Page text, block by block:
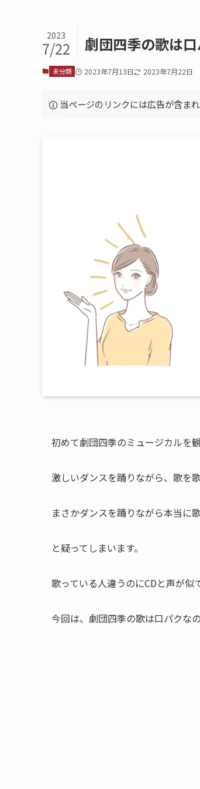
劇団四季の歌は
2023
7/22
未分類 2023年7月13日 2023年7月22日
当ページのリンクには広告が含まれ
初めて劇団四季のミュージカルを
激しいダンスを踊りながら、歌を
まさかダンスを踊りながら本当に
と疑ってしまいます。
歌っている人違うのにCDと声が
今回は、劇団四季の歌は口パクな